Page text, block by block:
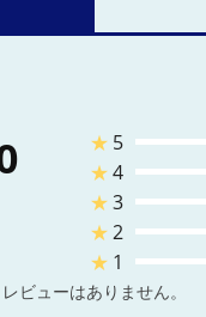
★ 5
★4
★3
★2
★ 1
レビューはありません。